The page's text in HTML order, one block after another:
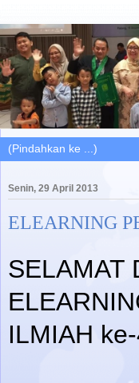
Senin, 29 April 2013
ELEARNING
SELAMAT
ILMIAH